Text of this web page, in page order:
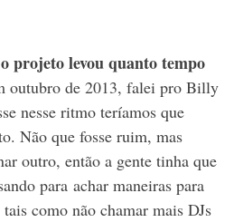
projeto levou quanto tempo
outubro de 2013, falei pro Billy
nesse ritmo teríamos que
Não que fosse ruim, mas
outro, então a gente tinha que
para achar maneiras para
como não chamar mais DJs